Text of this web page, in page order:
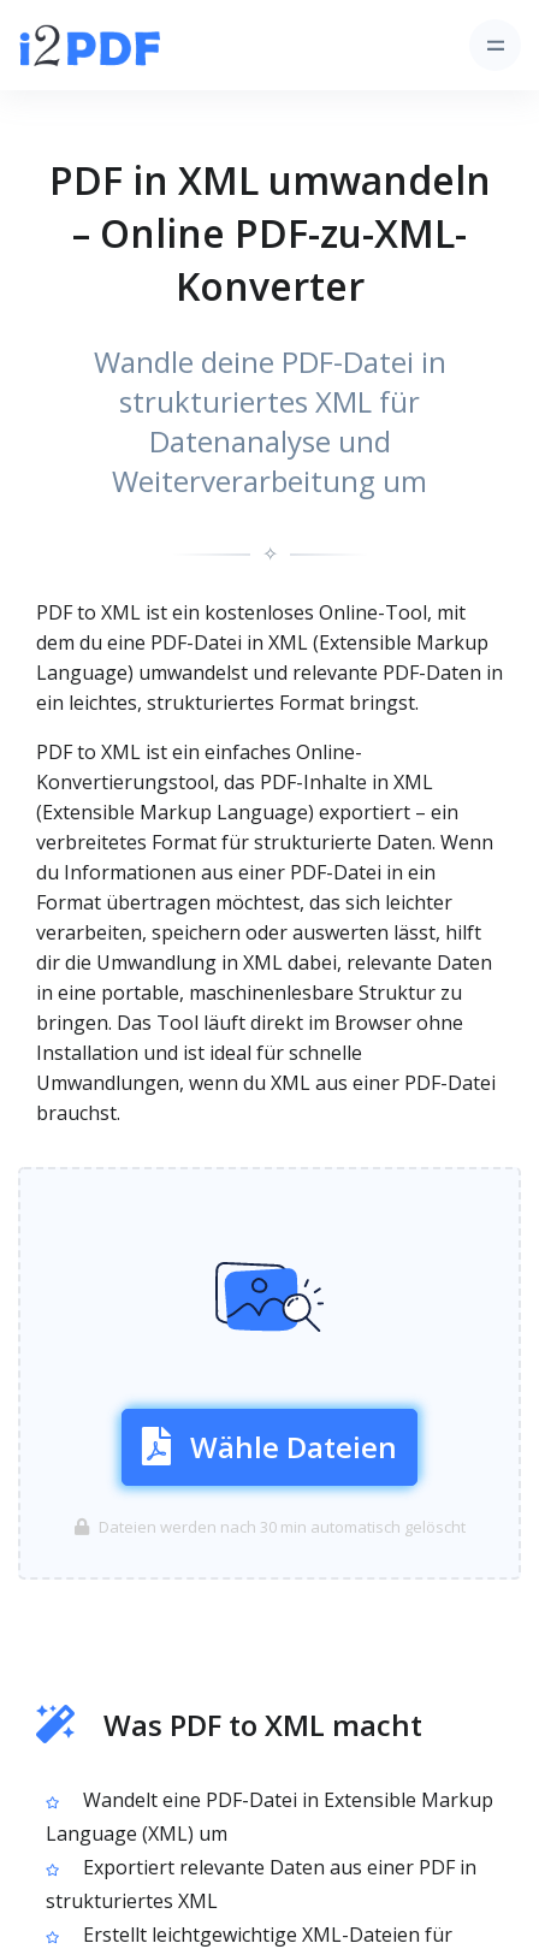
PDF in XML umwandeln
– Online PDF-zu-XML-
Konverter
Wandle deine PDF-Datei in
strukturiertes XML für
Datenanalyse und
Weiterverarbeitung um
✧
PDF to XML ist ein kostenloses Online-Tool, mit
dem du eine PDF-Datei in XML (Extensible Markup
Language) umwandelst und relevante PDF-Daten in
ein leichtes, strukturiertes Format bringst.
PDF to XML ist ein einfaches Online-
Konvertierungstool, das PDF-Inhalte in XML
(Extensible Markup Language) exportiert – ein
verbreitetes Format für strukturierte Daten. Wenn
du Informationen aus einer PDF-Datei in ein
Format übertragen möchtest, das sich leichter
verarbeiten, speichern oder auswerten lässt, hilft
dir die Umwandlung in XML dabei, relevante Daten
in eine portable, maschinenlesbare Struktur zu
bringen. Das Tool läuft direkt im Browser ohne
Installation und ist ideal für schnelle
Umwandlungen, wenn du XML aus einer PDF-Datei
brauchst.
Wähle Dateien
Dateien werden nach 30 min automatisch gelöscht
Was PDF to XML macht
Wandelt eine PDF-Datei in Extensible Markup
Language (XML) um
Exportiert relevante Daten aus einer PDF in
strukturiertes XML
Erstellt leichtgewichtige XML-Dateien für